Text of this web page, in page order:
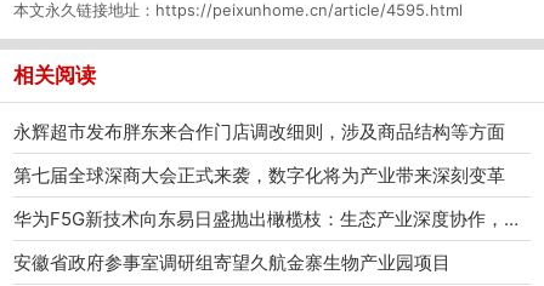
本文永久链接地址： https://peixunhome.cn/article/4595.html
相关阅读
永辉超市发布胖东来合作门店调改细则，涉及商品结构等方面
第七届全球深商大会正式来袭，数字化将为产业带来深刻变革
华为F5G新技术向东易日盛抛出橄榄枝：生态产业深度协作，共创智慧家庭新时代！
安徽省政府参事室调研组寄望久航金寨生物产业园项目